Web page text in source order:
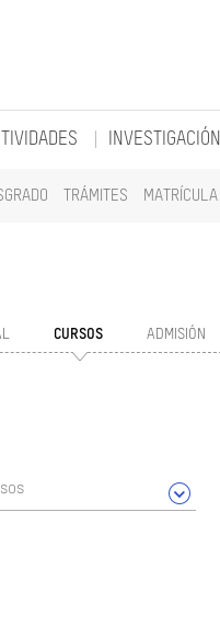
TRÁMITES MATRÍCULA
INVESTIGACIÓN
CURSOS ADMISIÓN